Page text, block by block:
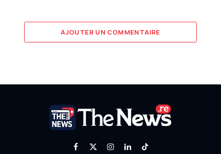
AJOUTER UN COMMENTAIRE
Facebook
X Instagram
LinkedInTikTok